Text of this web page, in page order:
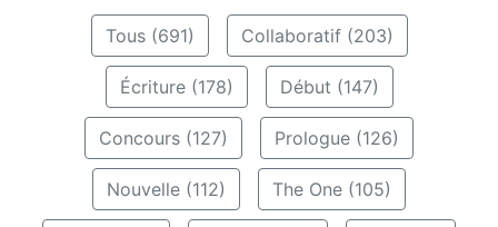
Tous (691) Collaboratif (203)
Écriture (178) Début (147)
Concours (127) Prologue (126)
Nouvelle (112) The One (105)